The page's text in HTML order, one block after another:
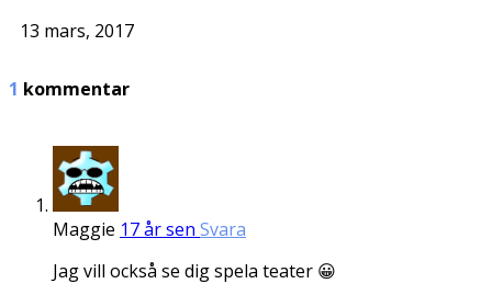
13 mars, 2017
1 kommentar
Maggie 17 år sen Svara
Jag vill också se dig spela teater 😀